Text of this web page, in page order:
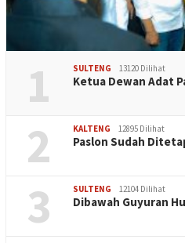
1 SULTENG 13120 Dilihat
Ketua Dewan Adat
2 KALTENG 12895 Dilihat
Paslon Sudah
3 SULTENG 12104 Dilihat
Dibawah Guyuran